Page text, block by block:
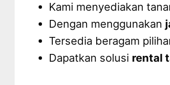
Kami menyediakan
Dengan menggunakan
Tersedia beragam
Dapatkan solusi rental